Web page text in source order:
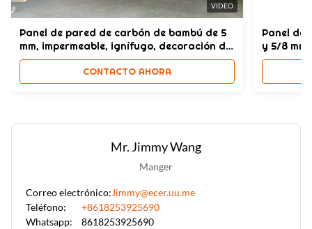
VIDEO
Panel de pared de carbón de bambú de 5
mm, impermeable, ignífugo, decoración de
interiores
CONTACTO AHORA
Panel de
y 5/8 mm
interiores
Mr. Jimmy Wang
Manger
Correo electrónico:Jimmy@ecer.uu.me
Teléfono:
+8618253925690
Whatsapp:
8618253925690